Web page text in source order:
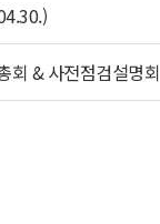
회 & 사전점검설명회